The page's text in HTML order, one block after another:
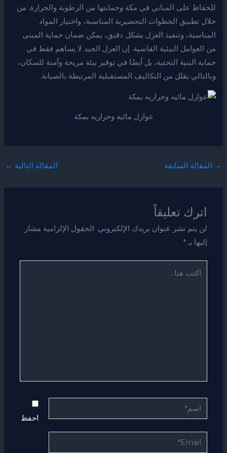
للحفاظ على المباني في مكة وحمايتها من الرطوبة والحرارة. من
خلال تطبيق الخطوات التحضيرية المناسبة، واختيار المواد
المناسبة، وتنفيذ العزل بشكل دقيق، يمكن ضمان حماية المبنى
من العوامل البيئية القاسية. إن العزل الجيد لا يساهم فقط في
حماية البنية التحتية، بل أيضًا في توفير بيئة مريحة وآمنة للسكان،
وبالتالي يقلل من التكاليف المستقبلية المرتبطة بالصيانة.
عوازل مائيه وحراريه بمكة
→ المقالة السابقة المقالة التالية ←
اترك تعليقاً
لن يتم نشر عنوان بريدك الإلكتروني. الحقول الإلزامية مشار
إليها بـ*
اسم*
Email*
احفظ